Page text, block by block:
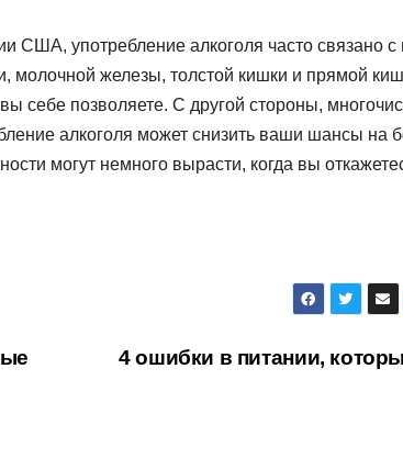
США, употребление алкоголя часто связано
молочной железы, толстой кишки и прямой
себе позволяете. С другой стороны,
алкоголя может снизить ваши шансы на
могут немного вырасти, когда вы
4 ошибки в питании,